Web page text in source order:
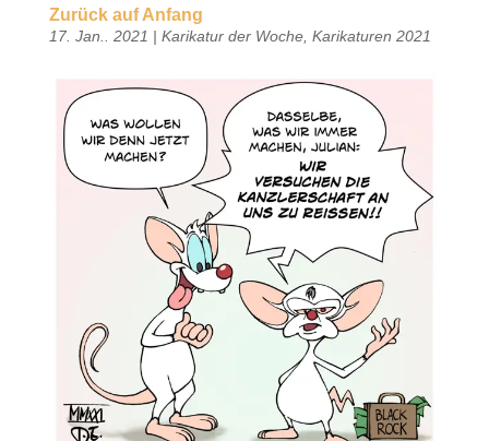
Zurück auf Anfang
17. Jan.. 2021 | Karikatur der Woche, Karikaturen 2021